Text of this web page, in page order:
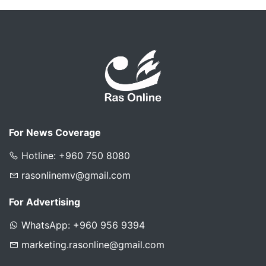
For News Coverage
Hotline: +960 750 8080
rasonlinemv@gmail.com
For Advertising
WhatsApp: +960 956 9394
marketing.rasonline@gmail.com